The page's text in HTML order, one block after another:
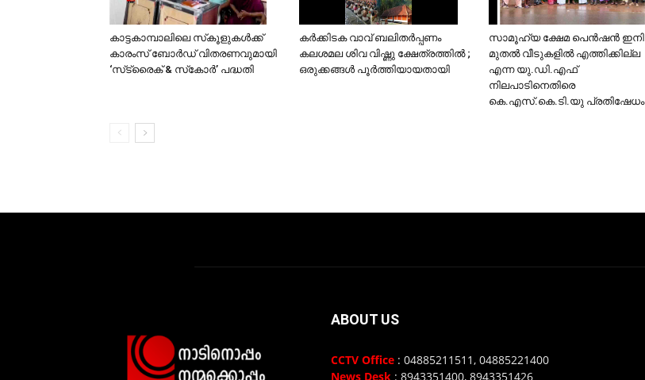
കാട്ടകാമ്പാലിലെ സ്‌കൂളുകള്‍ക്ക്
കാരംസ് ബോര്‍ഡ് വിതരണവുമായി
‘സ്‌ട്രൈക് & സ്‌കോര്‍’ പദ്ധതി
കര്‍ക്കിടക വാവ് ബലിതര്‍പ്പണം
കലശമല ശിവ വിഷ്ണു ക്ഷേത്രത്തില്‍ ;
ഒരുക്കങ്ങള്‍ പൂര്‍ത്തിയായതായി
സാമൂഹ്യ ക്ഷേമ പെന്‍ഷന്‍ ഇനി
മുതല്‍ വീടുകളില്‍ എത്തിക്കില്ല
എന്ന യു.ഡി.എഫ്
നിലപാടിനെതിരെ
കെ.എസ്.കെ.ടി.യു പ്രതിഷേധം
ABOUT US
CCTV Office : 04885211511, 04885221400
News Desk : 8943351400, 8943351426